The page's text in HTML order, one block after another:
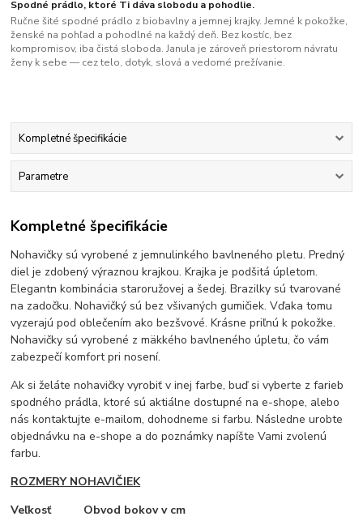
Spodné prádlo, ktoré Ti dáva slobodu a pohodlie.
Ručne šité spodné prádlo z biobavlny a jemnej krajky. Jemné k pokožke,
ženské na pohľad a pohodlné na každý deň. Bez kostíc, bez
kompromisov, iba čistá sloboda. Janula je zároveň priestorom návratu
ženy k sebe — cez telo, dotyk, slová a vedomé prežívanie.
Kompletné špecifikácie
Parametre
Kompletné špecifikácie
Nohavičky sú vyrobené z jemnulinkého bavlneného pletu. Predný
diel je zdobený výraznou krajkou. Krajka je podšitá úpletom.
Elegantn kombinácia staroružovej a šedej. Brazilky sú tvarované
na zadočku. Nohavičký sú bez všivaných gumičiek. Vďaka tomu
vyzerajú pod oblečením ako bezšvové. Krásne priľnú k pokožke.
Nohavičky sú vyrobené z mäkkého bavlneného úpletu, čo vám
zabezpečí komfort pri nosení.
Ak si želáte nohavičky vyrobiť v inej farbe, buď si vyberte z farieb
spodného prádla, ktoré sú aktiálne dostupné na e-shope, alebo
nás kontaktujte e-mailom, dohodneme si farbu. Následne urobte
objednávku na e-shope a do poznámky napíšte Vami zvolenú
farbu.
ROZMERY NOHAVIČIEK
Veľkosť Obvod bokov v cm